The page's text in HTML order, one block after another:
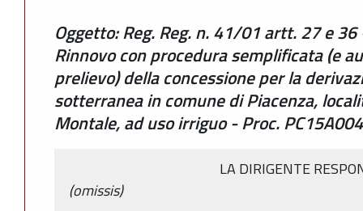
Oggetto: Reg. Reg. n. 41/01 artt. 27 e
Rinnovo con procedura semplificata (e
prelievo) della concessione per la
sotterranea in comune di Piacenza,
Montale, ad uso irriguo - Proc.
LA DIRIGENTE
(omissis)